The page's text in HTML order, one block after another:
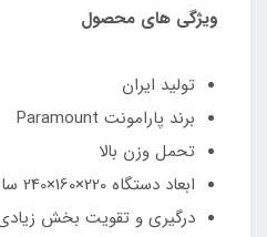
ویژگی های محصول
تولید ایران
برند پارامونت Paramount
تحمل وزن بالا
ابعاد دستگاه 220×160×240 سانتی متر
درگیری و تقویت بخش